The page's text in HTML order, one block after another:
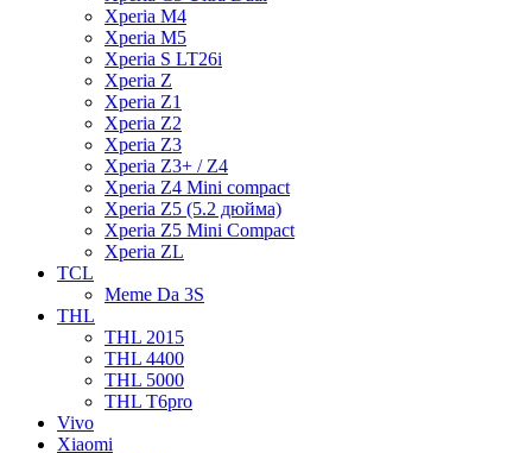
Xperia M4
Xperia M5
Xperia S LT26i
Xperia Z
Xperia Z1
Xperia Z2
Xperia Z3
Xperia Z3+ / Z4
Xperia Z4 Mini compact
Xperia Z5 (5.2 дюйма)
Xperia Z5 Mini Compact
Xperia ZL
TCL
Meme Da 3S
THL
THL 2015
THL 4400
THL 5000
THL T6pro
Vivo
Xiaomi